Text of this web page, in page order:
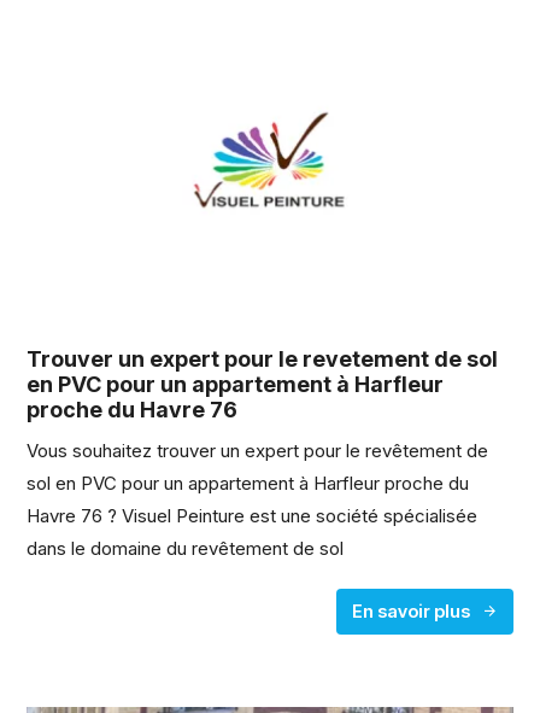
Trouver un expert pour le revetement de sol
en PVC pour un appartement à Harfleur
proche du Havre 76
Vous souhaitez trouver un expert pour le revêtement de
sol en PVC pour un appartement à Harfleur proche du
Havre 76 ? Visuel Peinture est une société spécialisée
dans le domaine du revêtement de sol
En savoir plus